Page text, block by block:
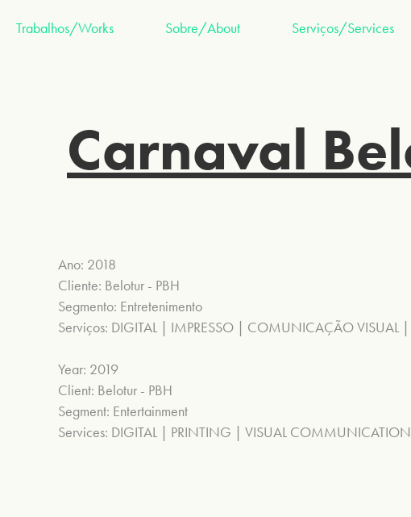
Trabalhos/Works Sobre/About Serviços/Services
Carnaval
Ano: 2018
Cliente: Belotur - PBH
Segmento: Entretenimento
Serviços: DIGITAL | IMPRESSO | COMUNICAÇÃO VISUAL
Year: 2019
Client: Belotur - PBH
Segment: Entertainment
Services: DIGITAL | PRINTING | VISUAL